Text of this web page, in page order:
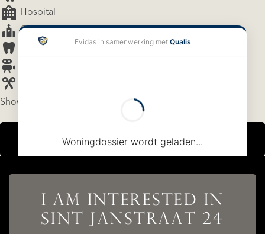
Hospital
Church
Dentist
Show results
VIEW MAP
I AM INTERESTED IN
SINT JANSTRAAT 24